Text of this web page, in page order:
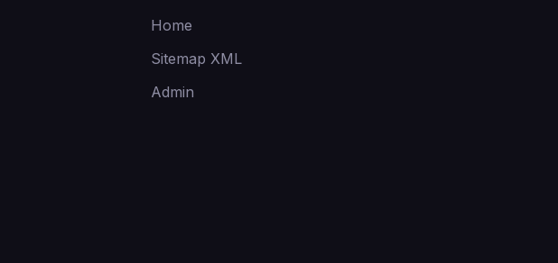
Home
Sitemap XML
Admin